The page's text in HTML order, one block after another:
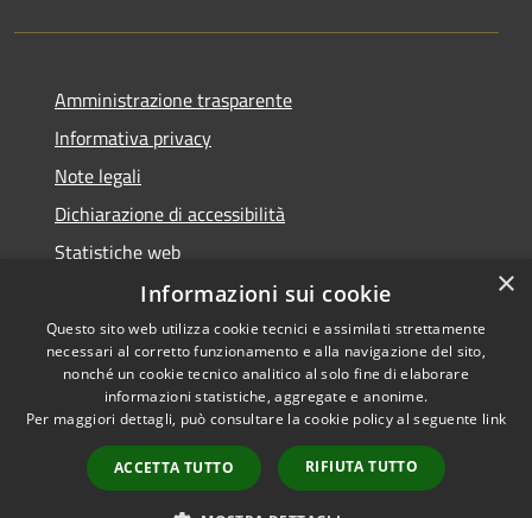
Amministrazione trasparente
Informativa privacy
Note legali
Dichiarazione di accessibilità
Statistiche web
Accessibilità
Privacy
Mappa del sito
Copyright © 2026 • Comune di
Buccinasco • Powered by
Municipium•Accesso
redazione
×
Informazioni sui cookie
Questo sito web utilizza cookie tecnici e assimilati strettamente
necessari al corretto funzionamento e alla navigazione del sito,
nonché un cookie tecnico analitico al solo fine di elaborare
informazioni statistiche, aggregate e anonime.
Per maggiori dettagli, può consultare la cookie policy al seguente link
ACCETTA TUTTO RIFIUTA TUTTO